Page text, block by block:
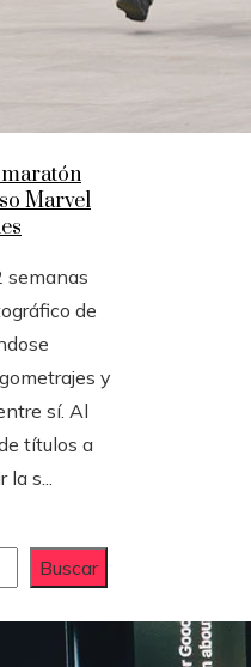
Marvel
semanas
de
y
sí. Al
títulos a
s...
Buscar